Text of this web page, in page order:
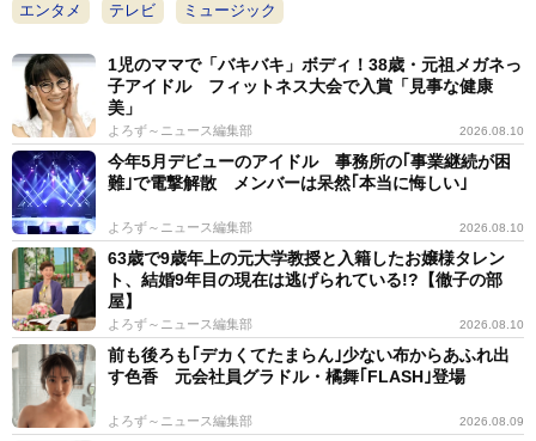
エンタメ テレビ ミュージック
1児のママで「バキバキ」ボディ！38歳・元祖メガネっ
子アイドル フィットネス大会で入賞「見事な健康
美」
よろず～ニュース編集部 2026.08.10
今年5月デビューのアイドル 事務所の｢事業継続が困
難｣で電撃解散 メンバーは呆然｢本当に悔しい｣
よろず～ニュース編集部 2026.08.10
63歳で9歳年上の元大学教授と入籍したお嬢様タレン
ト、結婚9年目の現在は逃げられている!?【徹子の部
屋】
よろず～ニュース編集部 2026.08.10
前も後ろも｢デカくてたまらん｣少ない布からあふれ出
す色香 元会社員グラドル・橘舞｢FLASH｣登場
よろず～ニュース編集部 2026.08.09